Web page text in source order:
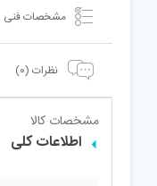
مشخصات فنی
نظرات (0)
مشخصات کالا
اطلاعات کلی